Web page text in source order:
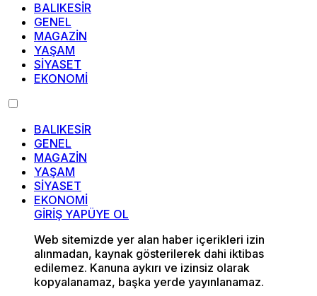
BALIKESİR
GENEL
MAGAZİN
YAŞAM
SİYASET
EKONOMİ
BALIKESİR
GENEL
MAGAZİN
YAŞAM
SİYASET
EKONOMİ
GİRİŞ YAPÜYE OL
Web sitemizde yer alan haber içerikleri izin
alınmadan, kaynak gösterilerek dahi iktibas
edilemez. Kanuna aykırı ve izinsiz olarak
kopyalanamaz, başka yerde yayınlanamaz.